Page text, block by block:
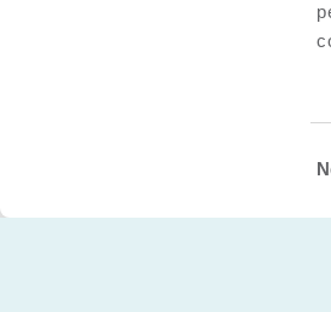
Inscrire mon
© Chambre de